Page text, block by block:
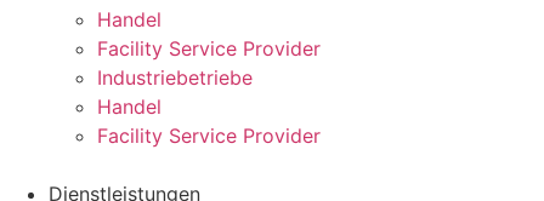
Handel
Facility Service Provider
Industriebetriebe
Handel
Facility Service Provider
Dienstleistungen